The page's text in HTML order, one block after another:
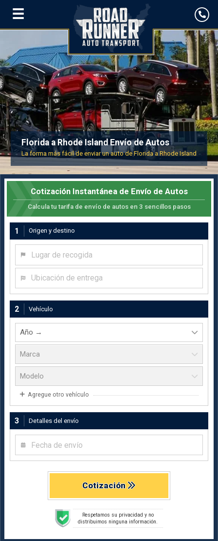
☰
Florida a Rhode Island Envío de Autos
La forma más fácil de enviar un auto de Florida a Rhode Island
Cotización Instantánea de Envío de Autos
Calcula tu tarifa de envío de autos en 3 sencillos pasos
1 Origen y destino
2 Vehículo
Agregue otro vehículo
3 Detalles del envío
Cotización
Respetamos su privacidad y no
distribuimos ninguna información.